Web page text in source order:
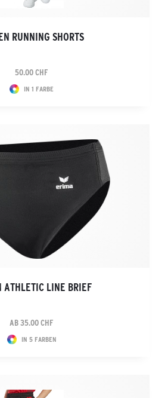
RUNNING SHORTS
50.00 CHF
IN 1 FARBE
ATHLETIC LINE BRIEF
AB 35.00 CHF
IN 5 FARBEN